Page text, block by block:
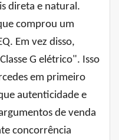
direta e natural.
comprou um
Em vez disso,
G elétrico". Isso
em primeiro
autenticidade e
de venda
concorrência